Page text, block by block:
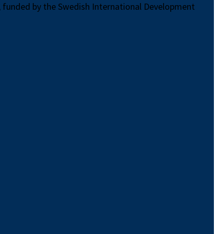
by the Swedish International Development